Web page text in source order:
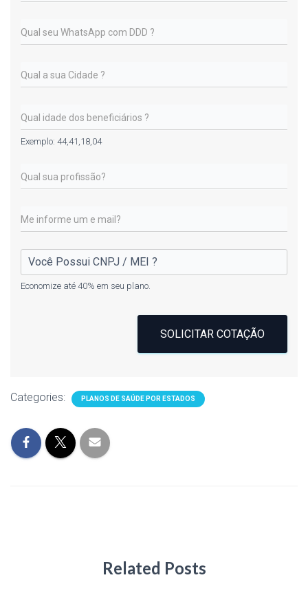
Exemplo: 44,41,18,04
Economize até 40% em seu plano.
SOLICITAR COTAÇÃO
Categories: PLANOS DE SAÚDE POR ESTADOS
Related Posts